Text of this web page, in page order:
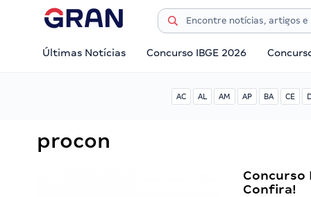
Últimas Notícias Concurso IBGE 2026
AC AL AM AP BA CE
procon
Concurso
Confira!